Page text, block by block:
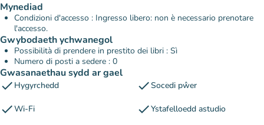
Mynediad
Condizioni d'accesso : Ingresso libero: non è necessario prenotare
l'accesso.
Gwybodaeth ychwanegol
Possibilità di prendere in prestito dei libri : Sì
Numero di posti a sedere : 0
Gwasanaethau sydd ar gael
check Hygyrchedd checkSocedi pŵer
checkWi-Fi checkYstafelloedd astudio